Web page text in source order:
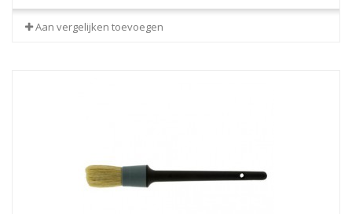
Aan vergelijken toevoegen